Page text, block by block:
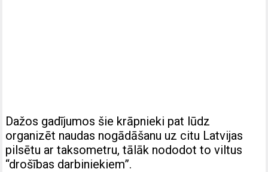
Dažos gadījumos šie krāpnieki pat lūdz
organizēt naudas nogādāšanu uz citu Latvijas
pilsētu ar taksometru, tālāk nododot to viltus
“drošības darbiniekiem”.